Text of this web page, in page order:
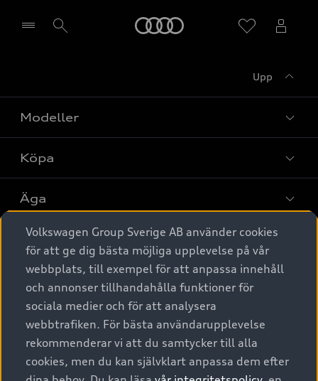
Upp
Modeller
Alla modeller
Elbilar
A6 modellerna
SUV
Avant
Audi Sport
Köpa
Privaterbjudanden
Privatleasing
Nya bilar i lager
Begagnade bilar i lager
Audi approved :plus - så gott som nya
Finansiering
Audi exclusive
Äga
Service & tillbehör
Audi digital services
Originaltillbehör - köp online
Garantier
Försäkring
Tjänstebil
Tjänstebil
Business lease online
Företagsleasing
Om Audi Sverige
Kontakta oss
Volkswagen Group Sverige AB använder cookies
för att ge dig bästa möjliga upplevelse på vår
webbplats, till exempel för att anpassa innehåll
och annonser tillhandahålla funktioner för
sociala medier och för att analysera
webbtrafiken. För bästa användarupplevelse
rekommenderar vi att du samtycker till alla
cookies, men du kan självklart anpassa dem efter